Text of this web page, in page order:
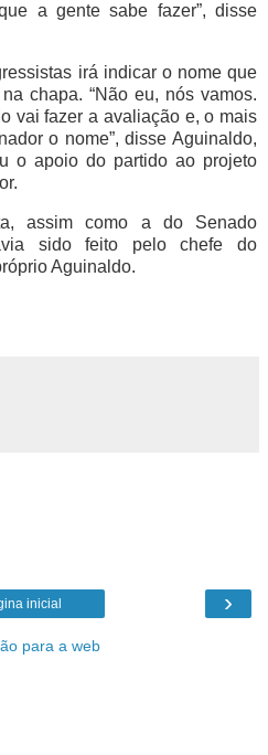
a gente sabe fazer”, disse
irá indicar o nome que
chapa. “Não eu, nós vamos.
vai fazer a avaliação e, o mais
o nome”, disse Aguinaldo,
o apoio do partido ao projeto
assim como a do Senado
sido feito pelo chefe do
Aguinaldo.
›
inicial
para a web